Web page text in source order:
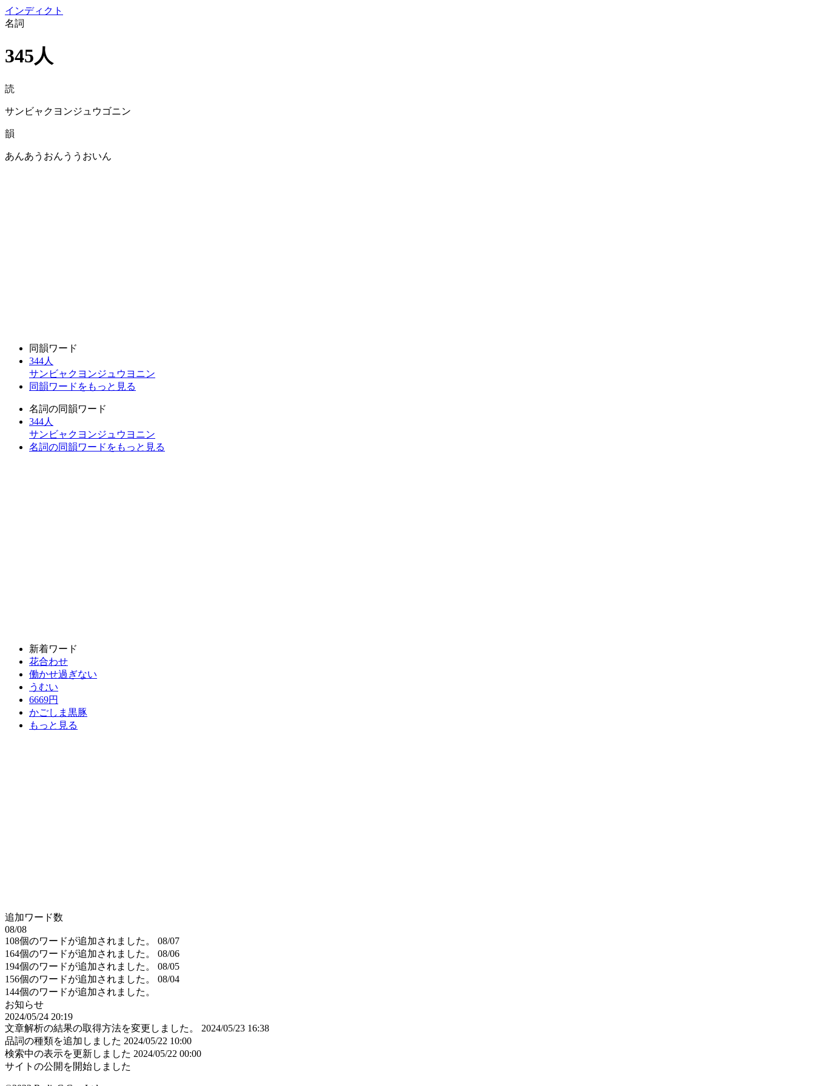
インディクト
名詞
345人
読
サンビャクヨンジュウゴニン
韻
あんあうおんううおいん
同韻ワード
344人
サンビャクヨンジュウヨニン
同韻ワードをもっと見る
名詞の同韻ワード
344人
サンビャクヨンジュウヨニン
名詞の同韻ワードをもっと見る
新着ワード
花合わせ
働かせ過ぎない
うむい
6669円
かごしま黒豚
もっと見る
追加ワード数
08/08
108個のワードが追加されました。
08/07
164個のワードが追加されました。
08/06
194個のワードが追加されました。
08/05
156個のワードが追加されました。
08/04
144個のワードが追加されました。
お知らせ
2024/05/24 20:19
文章解析の結果の取得方法を変更しました。
2024/05/23 16:38
品詞の種類を追加しました 2024/05/22 10:00
検索中の表示を更新しました 2024/05/22 00:00
サイトの公開を開始しました